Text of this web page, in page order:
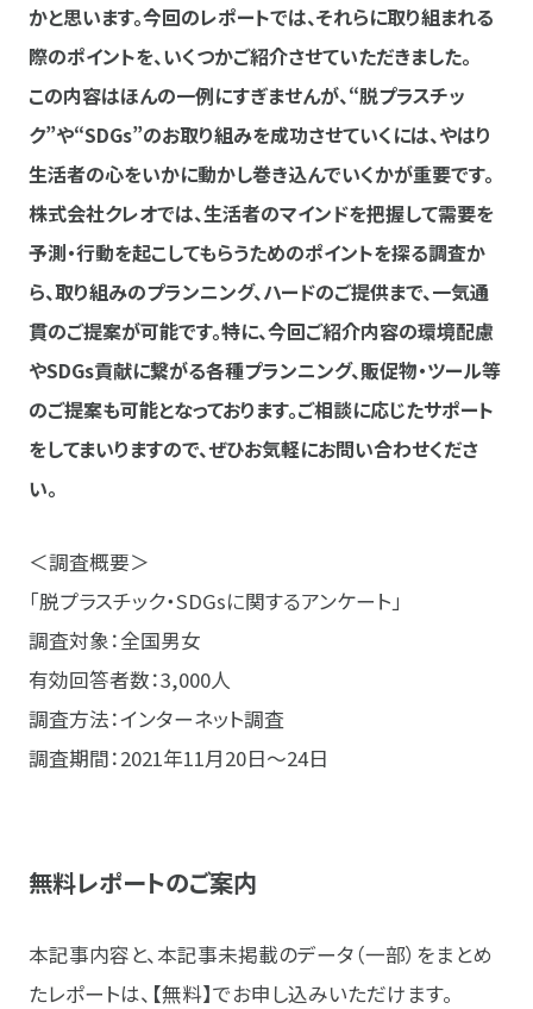
かと思います。今回のレポートでは、それらに取り組まれる
際のポイントを、いくつかご紹介させていただきました。
この内容はほんの一例にすぎませんが、“脱プラスチッ
ク”や“SDGs”のお取り組みを成功させていくには、やはり
生活者の心をいかに動かし巻き込んでいくかが重要です。
株式会社クレオでは、生活者のマインドを把握して需要を
予測・行動を起こしてもらうためのポイントを探る調査か
ら、取り組みのプランニング、ハードのご提供まで、一気通
貫のご提案が可能です。特に、今回ご紹介内容の環境配慮
やSDGs貢献に繋がる各種プランニング、販促物・ツール等
のご提案も可能となっております。ご相談に応じたサポート
をしてまいりますので、ぜひお気軽にお問い合わせくださ
い。
＜調査概要＞
「脱プラスチック・SDGsに関するアンケート」
調査対象：全国男女
有効回答者数：3,000人
調査方法：インターネット調査
調査期間：2021年11月20日～24日
無料レポートのご案内
本記事内容と、本記事未掲載のデータ（一部）をまとめ
たレポートは、【無料】でお申し込みいただけます。